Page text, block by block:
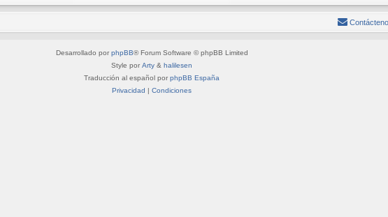
Desarrollado por phpBB® Forum Software © phpBB Limited
Style por Arty & halilesen
Traducción al español por phpBB España
Privacidad | Condiciones